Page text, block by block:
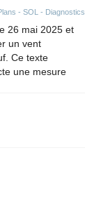
- SOL - Diagnostics
26 mai 2025 et
un vent
Ce texte
une mesure